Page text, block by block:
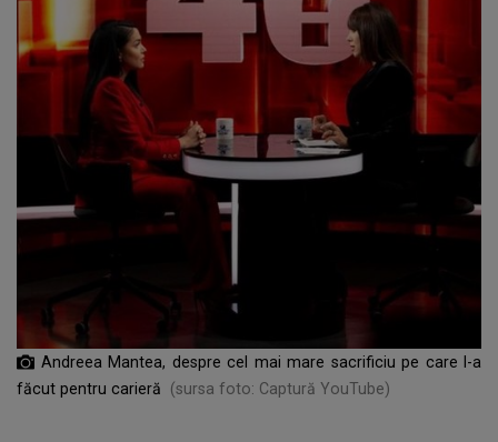
Andreea Mantea, despre cel mai mare sacrificiu pe care l-a
făcut pentru carieră
(sursa foto: Captură YouTube)